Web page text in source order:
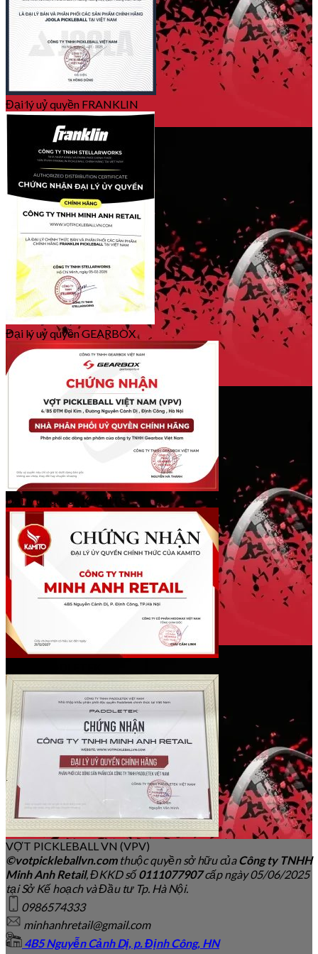
Đại lý uỷ quyền FRANKLIN
Đại lý uỷ quyền GEARBOX
Đại lý uỷ quyền KAMITO
VỢT PICKLEBALL VN (VPV)
©votpickleballvn.comthuộc quyền sở hữu củaCông ty TNHH
Minh Anh Retail, ĐKKD số0111077907cấp ngày 05/06/2025
tại Sở Kế hoạch và Đầu tư Tp. Hà Nội.
0986574333
minhanhretail@gmail.com
4B5 Nguyễn Cảnh Dị, p. Định Công, HN